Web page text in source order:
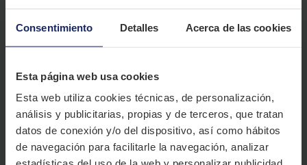
Consentimiento Detalles Acerca de las cookies
Esta página web usa cookies
Esta web utiliza cookies técnicas, de personalización,
análisis y publicitarias, propias y de terceros, que tratan
datos de conexión y/o del dispositivo, así como hábitos
de navegación para facilitarle la navegación, analizar
Nuestro experto te recomienda